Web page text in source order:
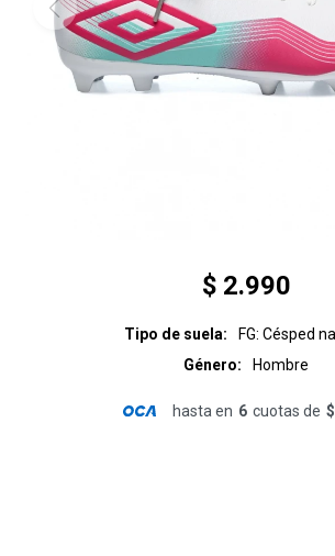
$ 2.990
Tipo de suela
FG: Césped
Género
Hombre
hasta en 6 cuotas de